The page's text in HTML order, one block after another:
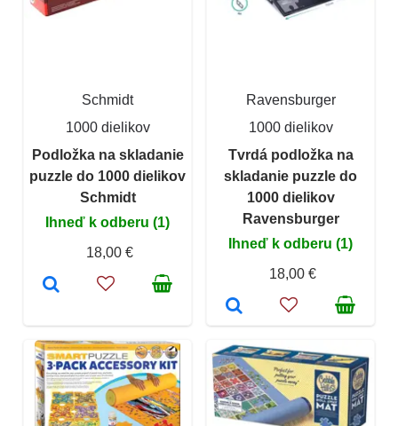
Schmidt
1000 dielikov
Podložka na skladanie
puzzle do 1000 dielikov
Schmidt
Ihneď k odberu (1)
18,00 €
Ravensburger
1000 dielikov
Tvrdá podložka na
skladanie puzzle do
1000 dielikov
Ravensburger
Ihneď k odberu (1)
18,00 €